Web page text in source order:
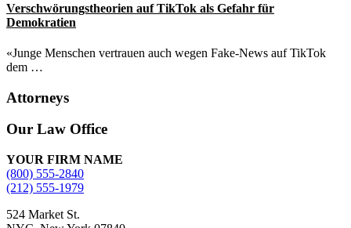
Verschwörungstheorien auf TikTok als Gefahr für
Demokratien
«Junge Menschen vertrauen auch wegen Fake-News auf TikTok
dem …
Attorneys
Site
Footer
Our Law Office
YOUR FIRM NAME
(800) 555-2840
(212) 555-1979
524 Market St.